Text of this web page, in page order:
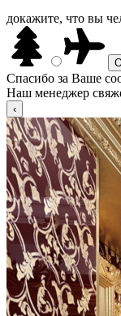
докажите, что вы
Спасибо за Ваше
Наш менеджер